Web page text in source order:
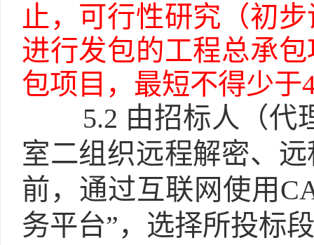
止，可行性研究（初
进行发包的工程总承
包项目，最短不得少于
5.2 由招标人（代
室二组织远程解密、
前，通过互联网使用
务平台”，选择所投标